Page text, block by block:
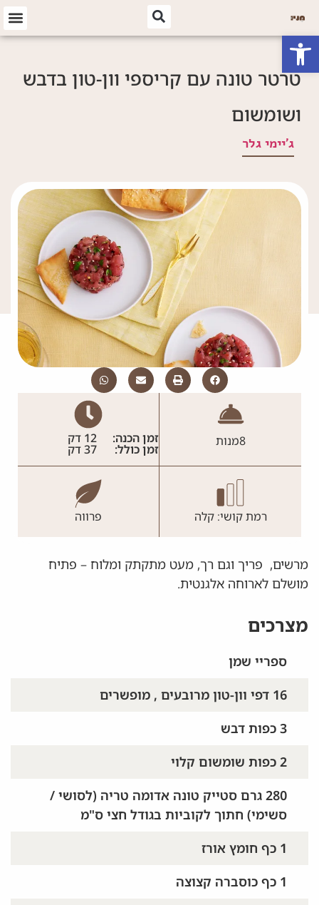
פתח סרגל נגישות
טרטר טונה עם קריספי וון-טון בדבש
ושומשום
ג'יימי גלר
8מנות זמן הכנה: 12 דק
זמן כולל: 37 דק
רמת קושי: קלה פרווה
מרשים, פריך וגם רך, מעט מתקתק ומלוח – פתיח
מושלם לארוחה אלגנטית.
מצרכים
ספריי שמן
16 דפי וון-טון מרובעים , מופשרים
3 כפות דבש
2 כפות שומשום קלוי
280 גרם סטייק טונה אדומה טריה (לסושי /
סשימי) חתוך לקוביות בגודל חצי ס"מ
1 כף חומץ אורז
1 כף כוסברה קצוצה